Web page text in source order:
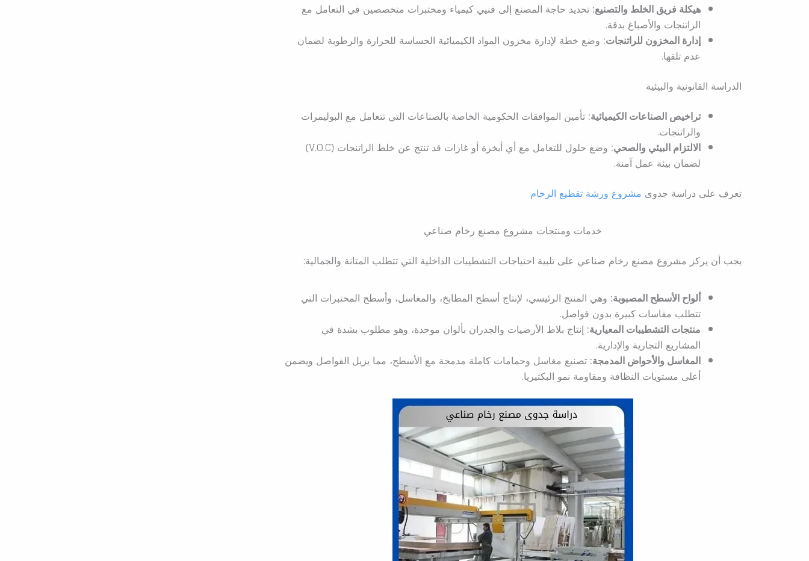
هيكلة فريق الخلط والتصنيع: تحديد حاجة المصنع إلى فنيي كيمياء ومختبرات متخصصين في التعامل مع
الراتنجات والأصباغ بدقة.
إدارة المخزون للراتنجات: وضع خطة لإدارة مخزون المواد الكيميائية الحساسة للحرارة والرطوبة لضمان
عدم تلفها.
الدراسة القانونية والبيئية
تراخيص الصناعات الكيميائية: تأمين الموافقات الحكومية الخاصة بالصناعات التي تتعامل مع البوليمرات
والراتنجات.
الالتزام البيئي والصحي:
وضع حلول للتعامل مع أي أبخرة أو غازات قد تنتج عن خلط الراتنجات (V.O.C)
لضمان بيئة عمل آمنة.
تعرف على دراسة جدوى مشروع ورشة تقطيع الرخام
خدمات ومنتجات مشروع مصنع رخام صناعي
يجب أن يركز مشروع مصنع رخام صناعي على تلبية احتياجات التشطيبات الداخلية التي تتطلب المتانة والجمالية:
ألواح الأسطح المصبوبة: وهي المنتج الرئيسي، لإنتاج أسطح المطابخ، والمغاسل، وأسطح المختبرات التي
تتطلب مقاسات كبيرة بدون فواصل.
منتجات التشطيبات المعيارية: إنتاج بلاط الأرضيات والجدران بألوان موحدة، وهو مطلوب بشدة في
المشاريع التجارية والإدارية.
المغاسل والأحواض المدمجة: تصنيع مغاسل وحمامات كاملة مدمجة مع الأسطح، مما يزيل الفواصل ويضمن
أعلى مستويات النظافة ومقاومة نمو البكتيريا.